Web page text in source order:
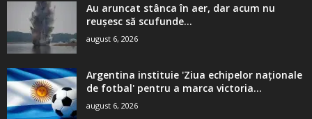
Au aruncat stânca în aer, dar acum nu
reușesc să scufunde...
august 6, 2026
Argentina instituie 'Ziua echipelor naţionale
de fotbal' pentru a marca victoria...
august 6, 2026